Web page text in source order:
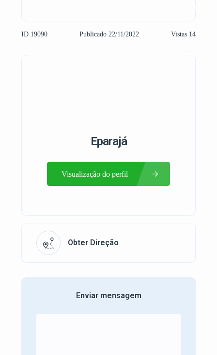
ID 19090 Publicado 22/11/2022 Vistas 14
Eparajá
Visualização do perfil
Obter Direção
Enviar mensagem